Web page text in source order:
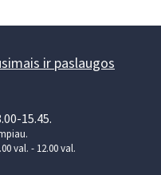
ir paslaugos
15.45.
val. - 12.00 val.